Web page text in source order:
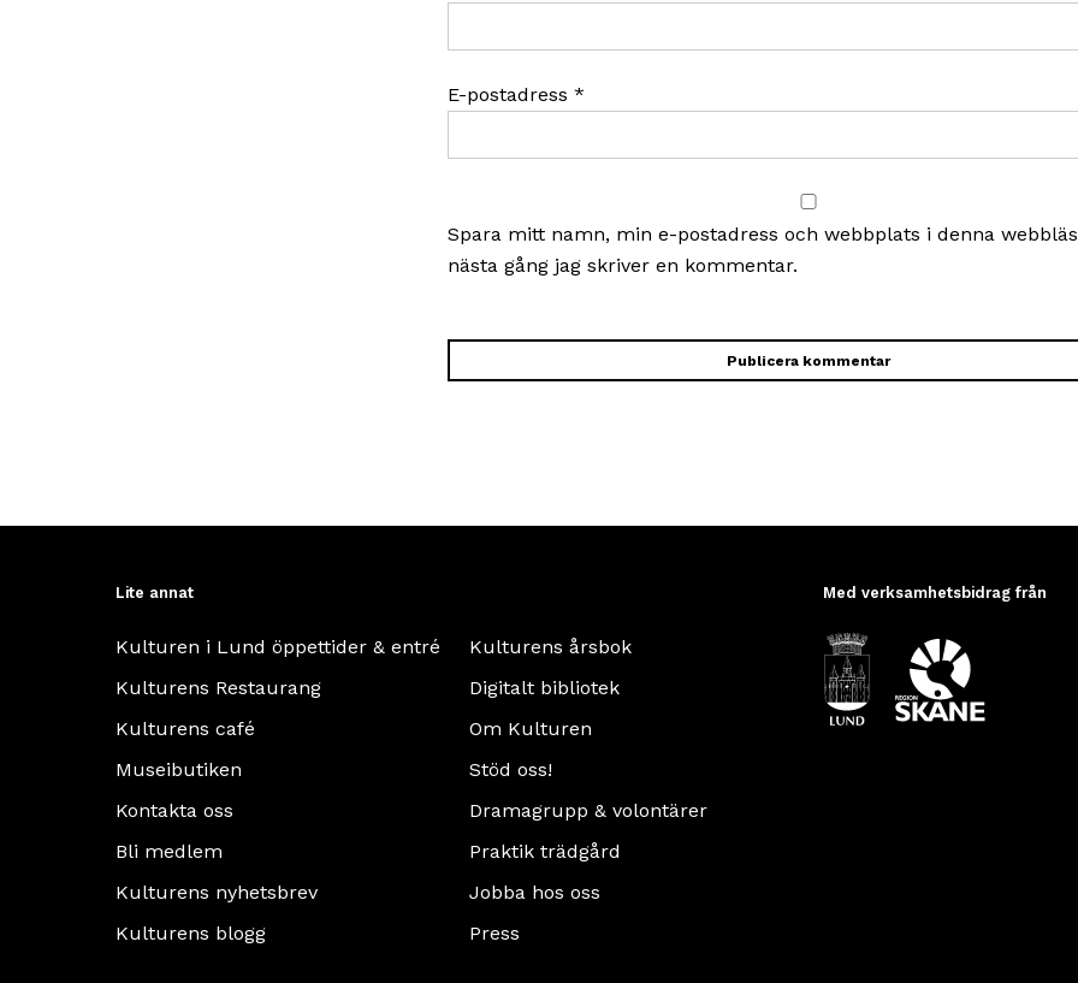
E-postadress *
Spara mitt namn, min e-postadress och webbplats i denna
nästa gång jag skriver en kommentar.
Lite annat
Kulturen i Lund öppettider & entré
Kulturens Restaurang
Kulturens café
Museibutiken
Kontakta oss
Bli medlem
Kulturens nyhetsbrev
Kulturens blogg
Kulturens årsbok
Digitalt bibliotek
Om Kulturen
Stöd oss!
Dramagrupp & volontärer
Praktik trädgård
Jobba hos oss
Press
Med verksamhetsbidrag från